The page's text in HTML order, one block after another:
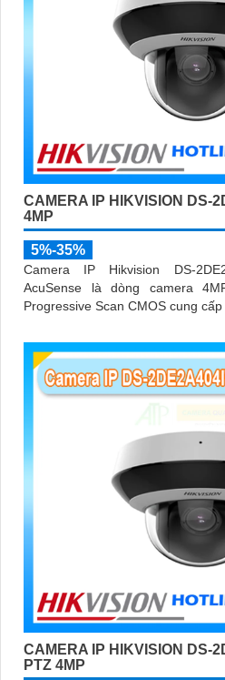
CAMERA IP HIKVISION DS-
4MP
5%-35%
Camera IP Hikvision DS-
AcuSense là dòng camera
Progressive Scan CMOS cung
CAMERA IP HIKVISION DS-
PTZ 4MP